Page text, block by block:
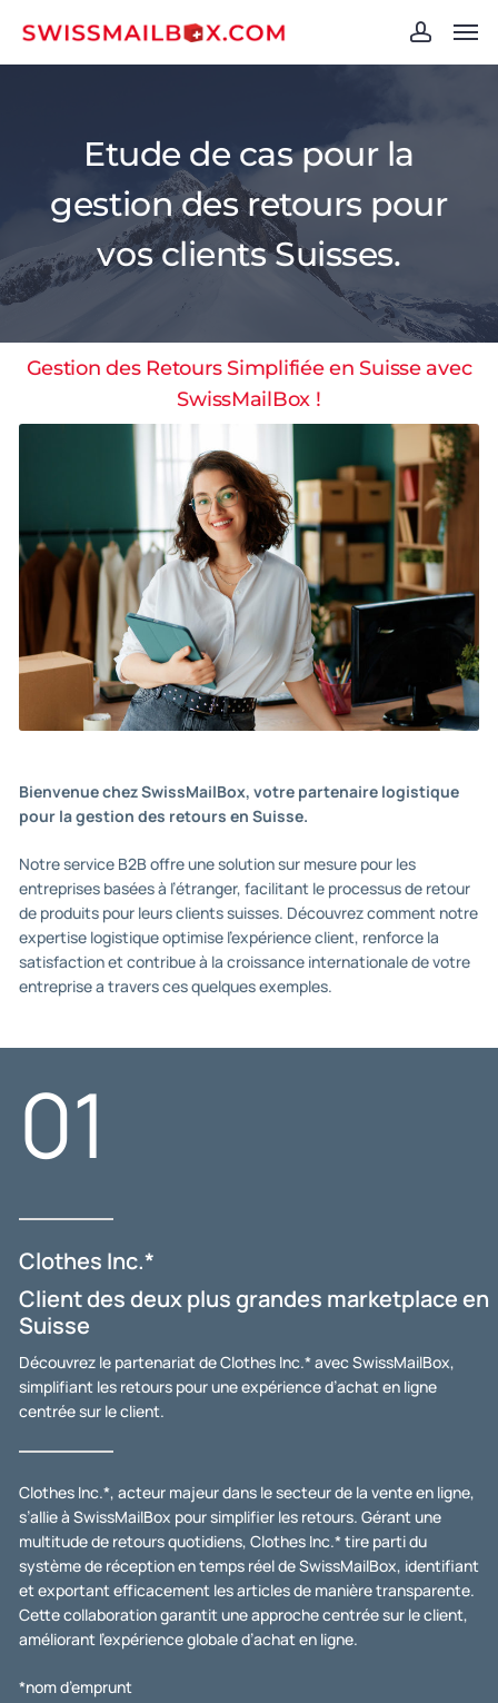
main
account
Etude de cas pour la
gestion des retours pour
vos clients Suisses.
Gestion des Retours Simplifiée en Suisse avec
SwissMailBox !
Bienvenue chez SwissMailBox, votre partenaire logistique
pour la gestion des retours en Suisse.
Notre service B2B offre une solution sur mesure pour les
entreprises basées à l’étranger, facilitant le processus de retour
de produits pour leurs clients suisses. Découvrez comment notre
expertise logistique optimise l’expérience client, renforce la
satisfaction et contribue à la croissance internationale de votre
entreprise a travers ces quelques exemples.
01
Clothes Inc.*
Client des deux plus grandes marketplace en
Suisse
Découvrez le partenariat de Clothes Inc.* avec SwissMailBox,
simplifiant les retours pour une expérience d’achat en ligne
centrée sur le client.
Clothes Inc.*, acteur majeur dans le secteur de la vente en ligne,
s’allie à SwissMailBox pour simplifier les retours. Gérant une
multitude de retours quotidiens, Clothes Inc.* tire parti du
système de réception en temps réel de SwissMailBox, identifiant
et exportant efficacement les articles de manière transparente.
Cette collaboration garantit une approche centrée sur le client,
améliorant l’expérience globale d’achat en ligne.
*nom d’emprunt